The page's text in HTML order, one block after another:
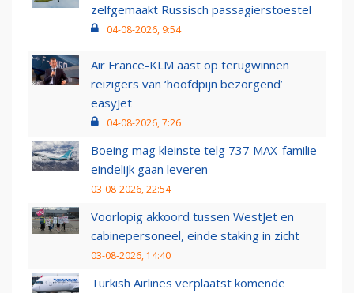
zelfgemaakt Russisch passagierstoestel
04-08-2026, 9:54
Air France-KLM aast op terugwinnen
reizigers van ‘hoofdpijn bezorgend’
easyJet
04-08-2026, 7:26
Boeing mag kleinste telg 737 MAX-familie
eindelijk gaan leveren
03-08-2026, 22:54
Voorlopig akkoord tussen WestJet en
cabinepersoneel, einde staking in zicht
03-08-2026, 14:40
Turkish Airlines verplaatst komende